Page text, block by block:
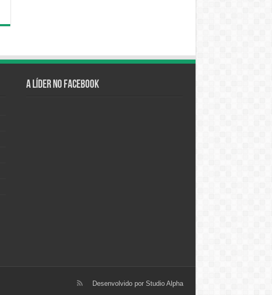
A Líder no Facebook
Desenvolvido por Studio Alpha